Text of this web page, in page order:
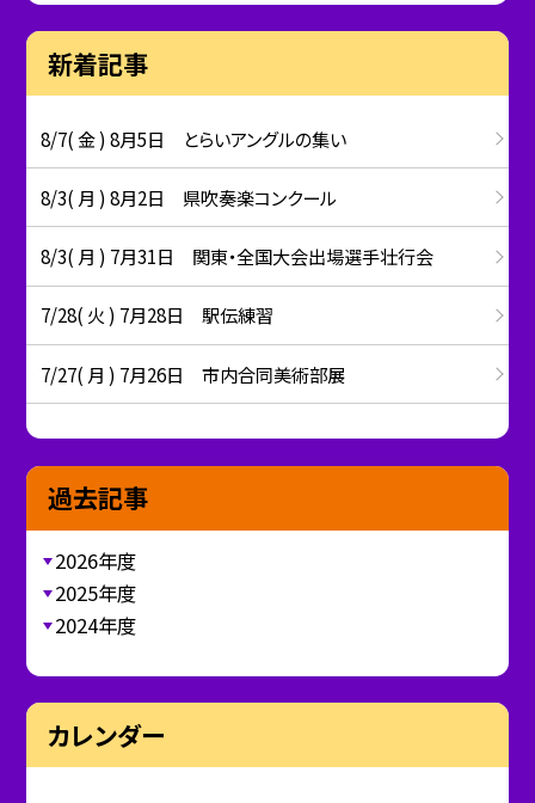
新着記事
8/7( 金 ) 8月5日 とらいアングルの集い
8/3( 月 ) 8月2日 県吹奏楽コンクール
8/3( 月 ) 7月31日 関東・全国大会出場選手壮行会
7/28( 火 ) 7月28日 駅伝練習
7/27( 月 ) 7月26日 市内合同美術部展
過去記事
2026年度
2025年度
2024年度
カレンダー